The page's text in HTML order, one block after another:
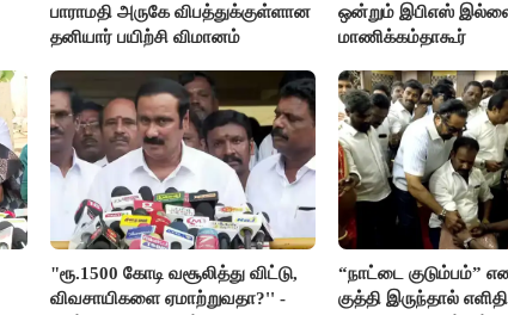
பாராமதி அருகே விபத்துக்குள்ளான
தனியார் பயிற்சி விமானம்
ஒன்றும் இபிஎஸ்
மாணிக்கம்தாகூர்
"ரூ.1500 கோடி வசூலித்து விட்டு,
விவசாயிகளை ஏமாற்றுவதா?'' -
“நாட்டை குடும்பம்”
குத்தி இருந்தால்